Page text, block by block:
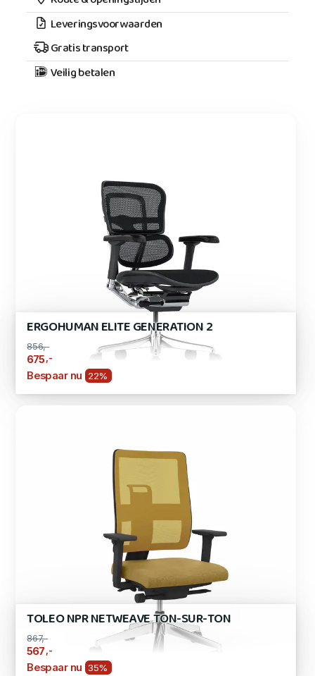
Leveringsvoorwaarden
Gratis transport
Veilig betalen
ERGOHUMAN ELITE GENERATION 2
856,-
675,-
Bespaar nu 22%
TOLEO NPR NETWEAVE TON-SUR-TON
867,-
567 ,-
Bespaar nu 35%